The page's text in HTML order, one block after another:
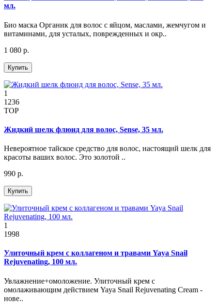
мл.
Био маска Органик для волос с яйцом, маслами, жемчугом и
витаминами, для усталых, поврежденных и окр..
1 080 р.
Купить
1
1236
TOP
Жидкий шелк флюид для волос, Sense, 35 мл.
Невероятное тайское средство для волос, настоящий шелк для
красоты ваших волос. Это золотой ..
990 р.
Купить
1
1998
Улиточный крем с коллагеном и травами Yaya Snail
Rejuvenating, 100 мл.
Увлажнение+омоложение. Улиточный крем с
омолаживающим действием Yaya Snail Rejuvenating Cream -
нове..